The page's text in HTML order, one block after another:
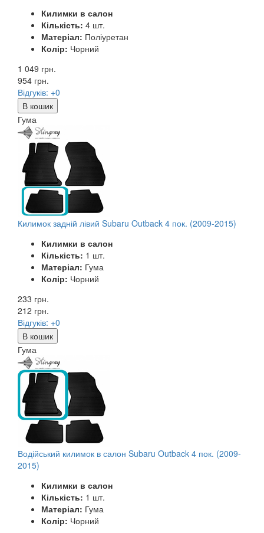
Килимки в салон
Кількість: 4 шт.
Матеріал: Поліуретан
Колір: Чорний
1 049 грн.
954 грн.
Відгуків: +0
В кошик
Гума
Килимок задній лівий Subaru Outback 4 пок. (2009-2015)
Килимки в салон
Кількість: 1 шт.
Матеріал: Гума
Колір: Чорний
233 грн.
212 грн.
Відгуків: +0
В кошик
Гума
Водійський килимок в салон Subaru Outback 4 пок. (2009-
2015)
Килимки в салон
Кількість: 1 шт.
Матеріал: Гума
Колір: Чорний